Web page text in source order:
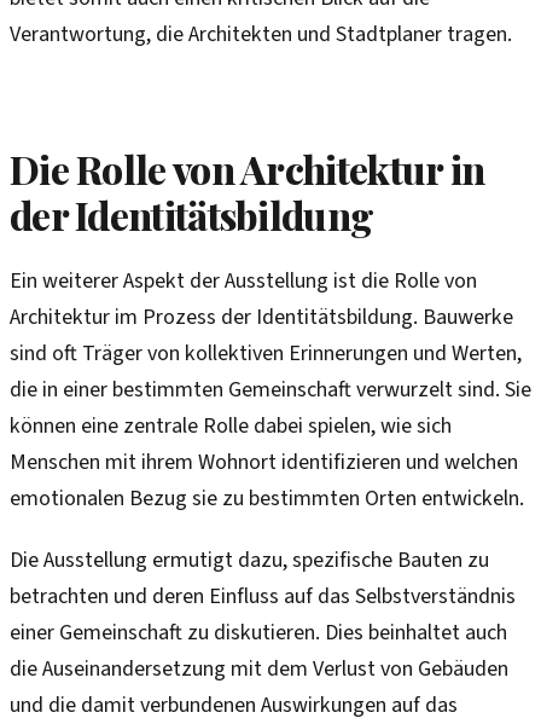
Verantwortung, die Architekten und Stadtplaner tragen.
Die Rolle von Architektur in
der Identitätsbildung
Ein weiterer Aspekt der Ausstellung ist die Rolle von
Architektur im Prozess der Identitätsbildung. Bauwerke
sind oft Träger von kollektiven Erinnerungen und Werten,
die in einer bestimmten Gemeinschaft verwurzelt sind. Sie
können eine zentrale Rolle dabei spielen, wie sich
Menschen mit ihrem Wohnort identifizieren und welchen
emotionalen Bezug sie zu bestimmten Orten entwickeln.
Die Ausstellung ermutigt dazu, spezifische Bauten zu
betrachten und deren Einfluss auf das Selbstverständnis
einer Gemeinschaft zu diskutieren. Dies beinhaltet auch
die Auseinandersetzung mit dem Verlust von Gebäuden
und die damit verbundenen Auswirkungen auf das